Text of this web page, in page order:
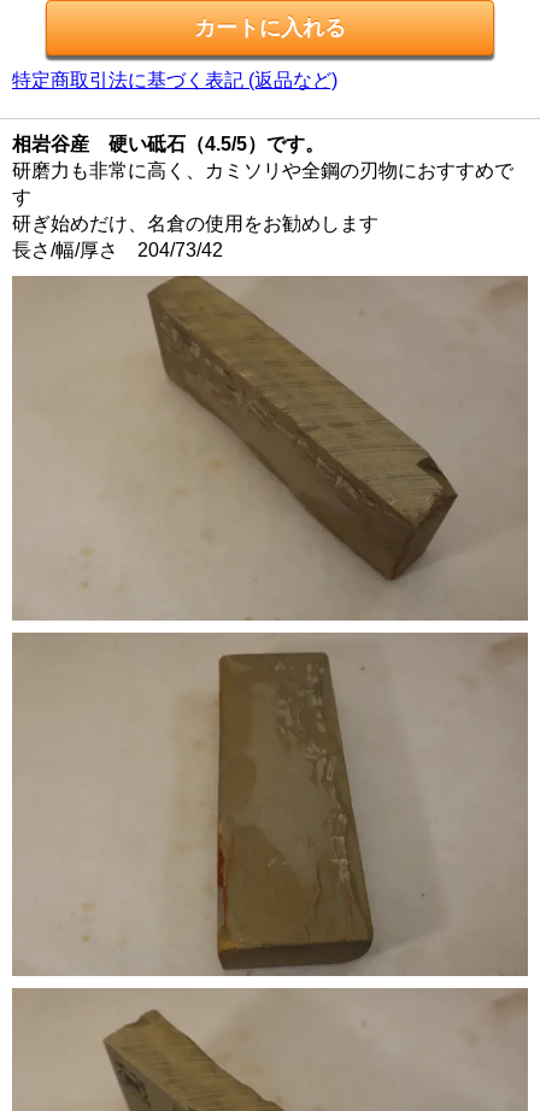
特定商取引法に基づく表記 (返品など)
相岩谷産 硬い砥石（4.5/5）です。
研磨力も非常に高く、カミソリや全鋼の刃物におすすめで
す
研ぎ始めだけ、名倉の使用をお勧めします
長さ/幅/厚さ 204/73/42